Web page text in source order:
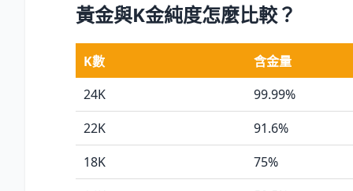
黃金與K金純度怎麼比較？
K數
含金量
24K
99.99%
22K
91.6%
18K
75%